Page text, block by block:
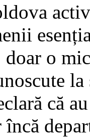
doar o
că
încă